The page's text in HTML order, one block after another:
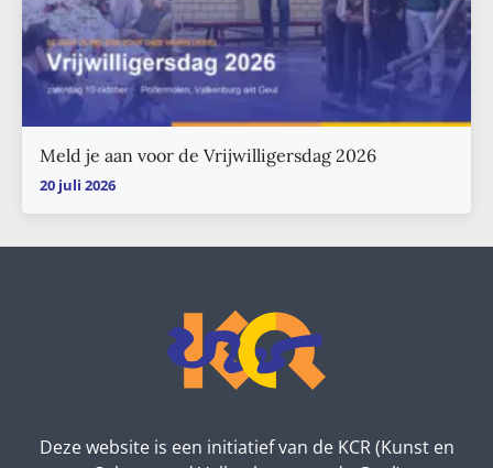
Meld je aan voor de Vrijwilligersdag 2026
20 juli 2026
Deze website is een initiatief van de KCR (Kunst en